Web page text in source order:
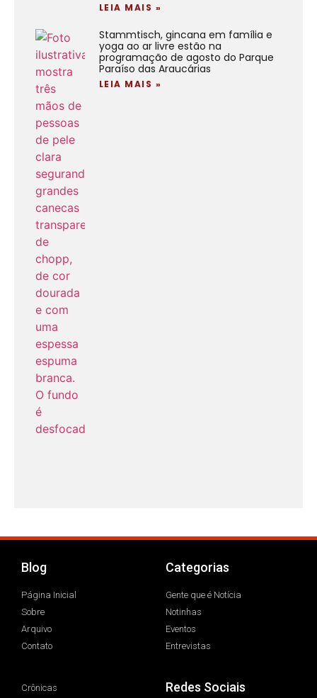
LEIA MAIS »
Stammtisch, gincana em família e
yoga ao ar livre estão na
programação de agosto do Parque
Paraíso das Araucárias
LEIA MAIS »
Blog
Página Inicial
Sobre
Arquivo
Contato
Categorias
Gente que é Notícia
Notinhas
Eventos
Entrevistas
Crônicas
Redes Sociais